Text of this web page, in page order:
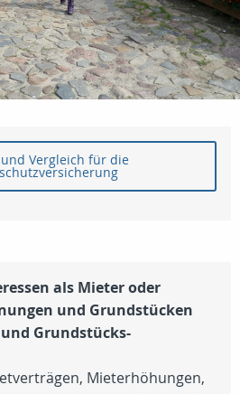
Vergleich für die
als Mieter oder
und Grundstücken
Grundstücks-
Mieterhöhungen,